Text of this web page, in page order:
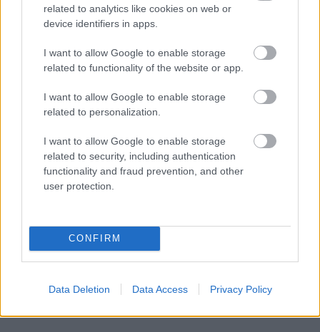
related to analytics like cookies on web or
device identifiers in apps.
I want to allow Google to enable storage
related to functionality of the website or app.
I want to allow Google to enable storage
related to personalization.
I want to allow Google to enable storage
related to security, including authentication
functionality and fraud prevention, and other
user protection.
CONFIRM
Data Deletion Data Access Privacy Policy
Mohlo by vás zaujímať
Zmenili dispozíciu a odkryli
pôvodný charakter bytu.
Výsledkom je interiér plný
zmeny, stále budeme
bývania